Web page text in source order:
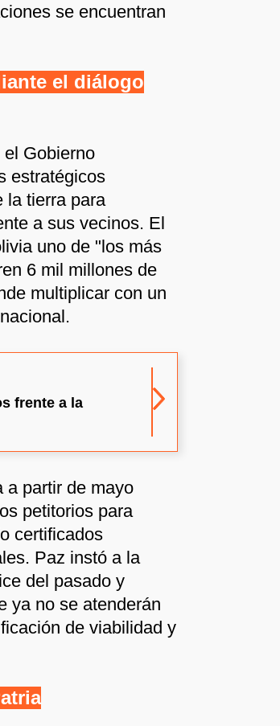
se encuentran
el diálogo
Gobierno
estratégicos
la tierra para
a sus vecinos. El
uno de "los más
6 mil millones de
multiplicar con un
frente a la
a partir de mayo
petitorios para
certificados
Paz instó a la
del pasado y
ya no se atenderán
de viabilidad y